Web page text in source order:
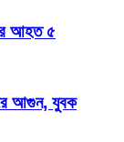
আহত ৫
আগুন, যুবক